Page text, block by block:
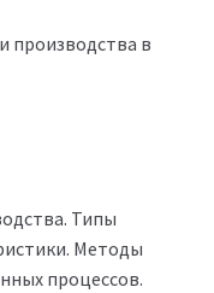
производства в
Типы
Методы
процессов.